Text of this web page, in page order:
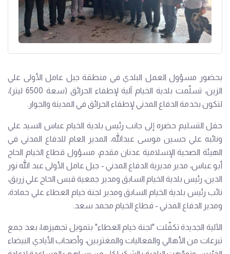
بحضور مسؤول العمل البلدي في منطقة جبل عامل الأولى علي
الزين، تسلّمت بلدية الخيام آلية لإطفاء الحرائق (سعة 6500 ليتر)،
لتكون بخدمة الدفاع المدني لإطفاء الحرائق في المدينة والجوار.
حفل التسليم حضره إلى جانب رئيس بلدية الخيام عباس السيد علي
ونائبه علي حسين موسى عبدالله، المدير العام للدفاع المدني في
الهيئة الصحية الإسلامية عدنان مقدم، مسؤول قطاع الخيام الحاج
أبو عباس، مدير مديرية الدفاع المدني - جبل عامل الأولى عبد الله نور
الدين، رئيس بلدية الخيام السابق ومدير جمعية قبس الحاج علي زريق،
نائب رئيس بلدية الخيام السابق ومدير لجنة خيام العطاء علي حمادة،
ومدير الدفاع المدني - قطاع الخيام محمد سعد.
الآلية الجديدة تكفّلت "لجنة خيام العطاء" بتمويل تجهيزها، بعد جمع
تبرعات من الأهالي والفعاليات والمغتربين، وأصحاب الأيادي البيضاء